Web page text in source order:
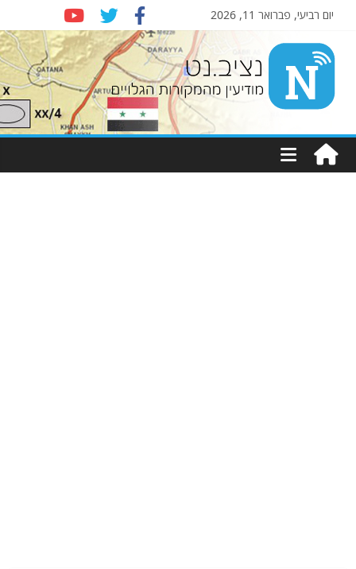
יום רביעי, פברואר 11, 2026
Nziv.net
מודיעין
מהמקורות